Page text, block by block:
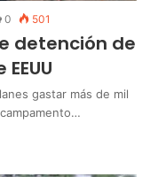
0 501
detención de
gastar más de mil